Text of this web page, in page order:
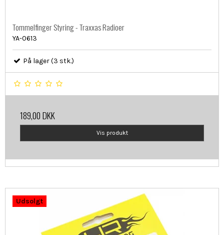
Tommelfinger Styring - Traxxas Radioer
YA-0613
På lager (3 stk.)
189,00 DKK
Vis produkt
Udsolgt